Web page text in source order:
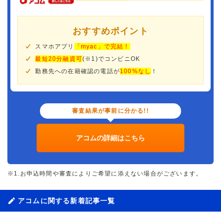
おすすめポイント
スマホアプリ
「myac」で完結！
最短20分融資可(※1)でコンビニOK
勤務先への在籍確認の電話が100%なし ！
審査結果が事前に分かる!!
アコムの詳細はこちら
※1.お申込時間や審査によりご希望に添えない場合がございます。
アコムに関する新着記事一覧